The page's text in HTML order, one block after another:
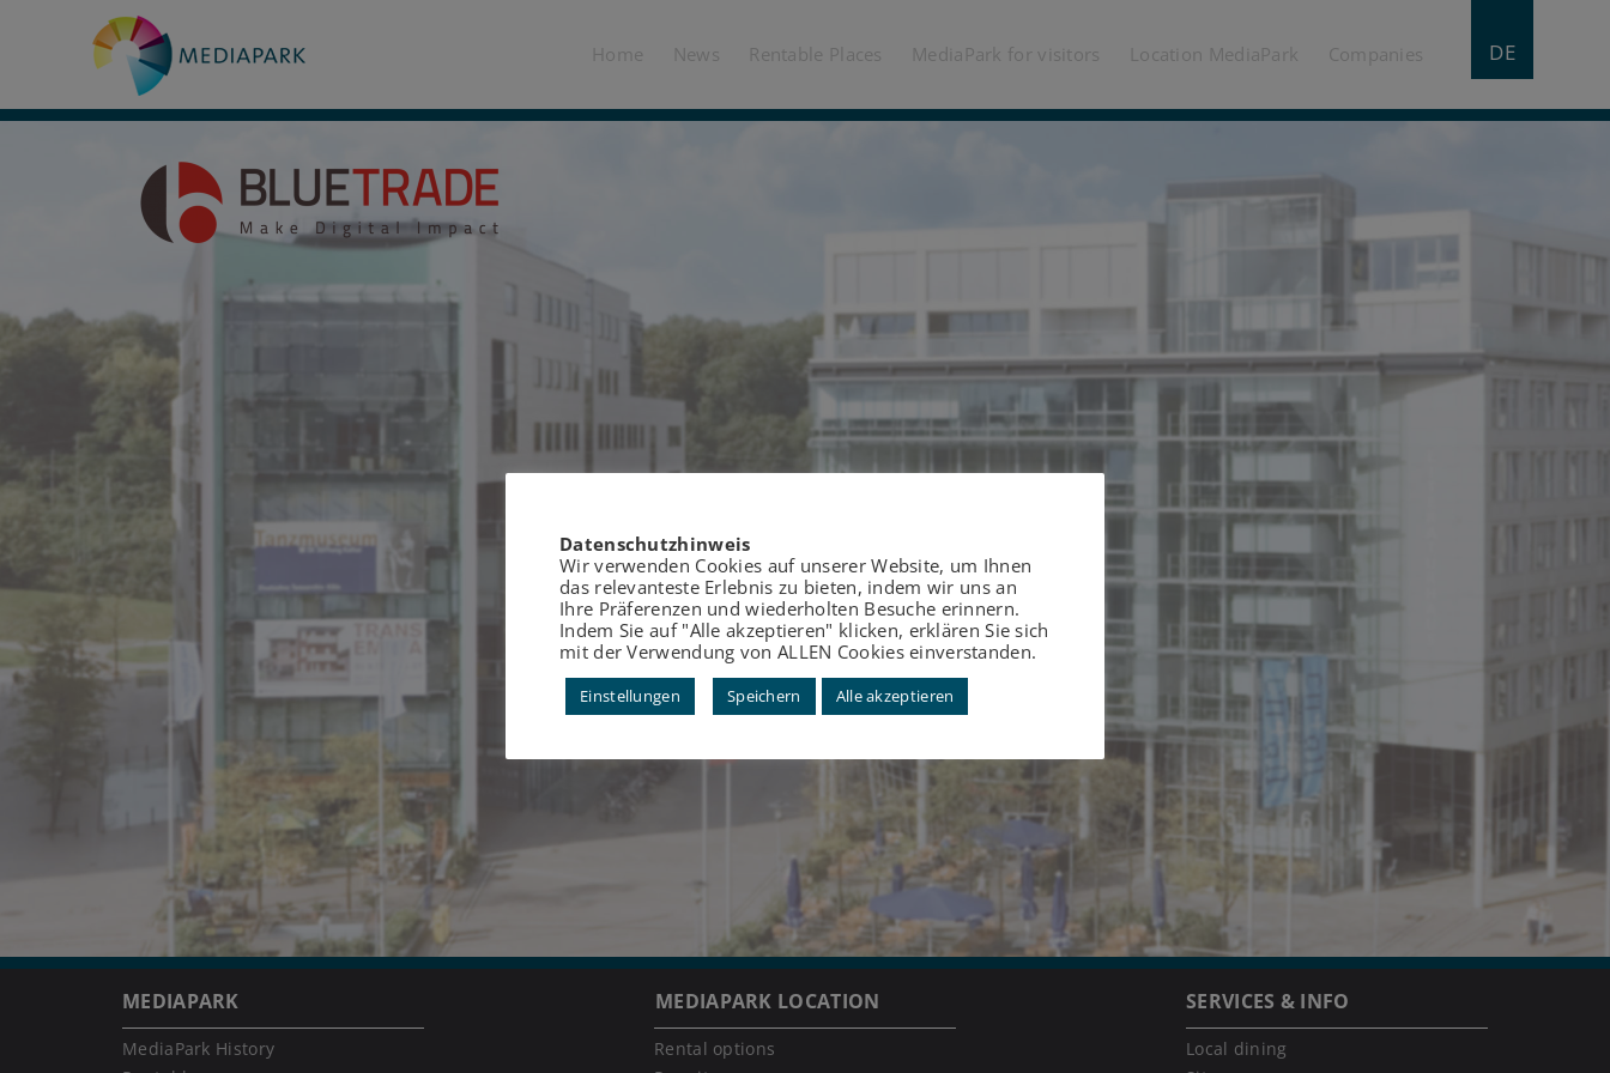
DE
Home News Rentable Places MediaPark for visitors Location MediaPark Companies
MEDIAPARK
MediaPark History
MEDIAPARK LOCATION
Rental options
SERVICES & INFO
Local dining
Datenschutzhinweis
Wir verwenden Cookies auf unserer Website, um Ihnen
das relevanteste Erlebnis zu bieten, indem wir uns an
Ihre Präferenzen und wiederholten Besuche erinnern.
Indem Sie auf "Alle akzeptieren" klicken, erklären Sie sich
mit der Verwendung von ALLEN Cookies einverstanden.
Einstellungen Speichern Alle akzeptieren